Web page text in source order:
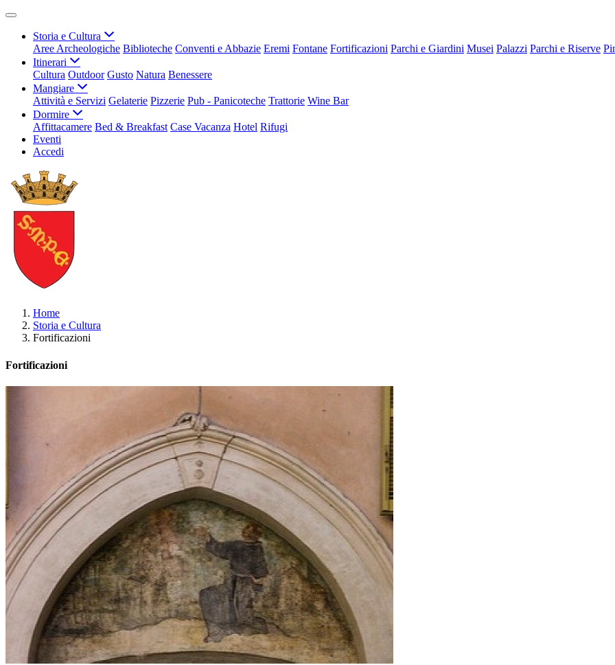
Storia e Cultura
Aree Archeologiche Biblioteche Conventi e Abbazie Eremi Fontane Fortificazioni Parchi e Giardini Musei Palazzi Parchi e Riserve
Itinerari
Cultura Outdoor Gusto Natura Benessere
Mangiare
Attività e Servizi Gelaterie Pizzerie Pub - Panicoteche Trattorie Wine Bar
Dormire
Affittacamere Bed & Breakfast Case Vacanza Hotel Rifugi
Eventi
Accedi
Home
Storia e Cultura
Fortificazioni
Fortificazioni